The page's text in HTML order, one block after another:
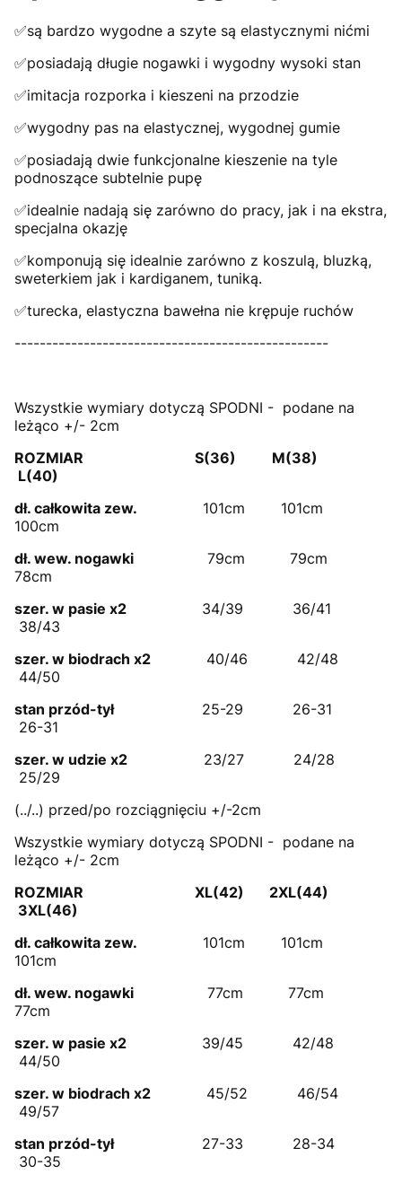
✅są bardzo wygodne a szyte są elastycznymi nićmi
✅posiadają długie nogawki i wygodny wysoki stan
✅imitacja rozporka i kieszeni na przodzie
✅wygodny pas na elastycznej, wygodnej gumie
✅posiadają dwie funkcjonalne kieszenie na tyle
podnoszące subtelnie pupę
✅idealnie nadają się zarówno do pracy, jak i na ekstra,
specjalna okazję
✅komponują się idealnie zarówno z koszulą, bluzką,
sweterkiem jak i kardiganem, tuniką.
✅turecka, elastyczna bawełna nie krępuje ruchów
--------------------------------------------------
Wszystkie wymiary dotyczą SPODNI - podane na
leżąco +/- 2cm
ROZMIAR S(36) M(38)
L(40)
dł. całkowita zew.
101cm 101cm
100cm
dł. wew. nogawki
79cm 79cm
78cm
szer. w pasie x2 34/39 36/41
38/43
szer. w biodrach x2
40/46 42/48
44/50
stan przód-tył
25-29 26-31
26-31
szer. w udzie x2
23/27 24/28
25/29
(../..) przed/po rozciągnięciu +/-2cm
Wszystkie wymiary dotyczą SPODNI - podane na
leżąco +/- 2cm
ROZMIAR XL(42) 2XL(44)
3XL(46)
dł. całkowita zew.
101cm 101cm
101cm
dł. wew. nogawki
77cm 77cm
77cm
szer. w pasie x2 39/45 42/48
44/50
szer. w biodrach x2
45/52 46/54
49/57
stan przód-tył
27-33 28-34
30-35